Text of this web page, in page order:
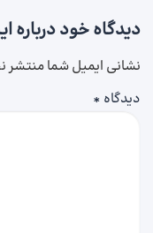
دیدگاه خود درباره
نشانی ایمیل شما منتشر
دیدگاه *